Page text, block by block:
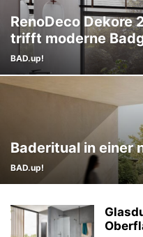
RenoDeco Dekore
trifft moderne
BAD.up!
Baderitual in einer
BAD.up!